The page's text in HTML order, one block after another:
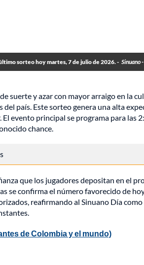
sorteo hoy martes, 7 de julio de 2026. - Sinuano
suerte y azar con mayor arraigo en la
país. Este sorteo genera una alta
evento principal se programa para las
chance.
que los jugadores depositan en el
se confirma el número favorecido de
reafirmando al Sinuano Día como
de Colombia y el mundo)